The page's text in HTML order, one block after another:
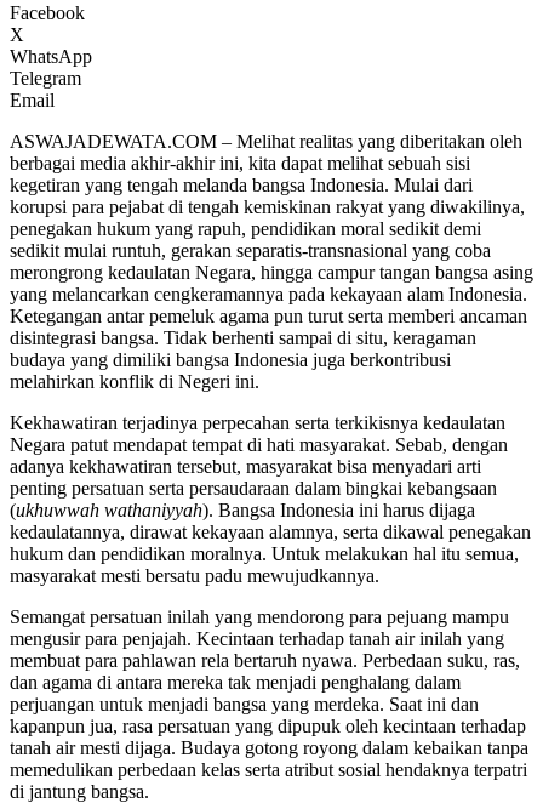
Facebook
X
WhatsApp
Telegram
Email
ASWAJADEWATA.COM – Melihat realitas yang diberitakan oleh
berbagai media akhir-akhir ini, kita dapat melihat sebuah sisi
kegetiran yang tengah melanda bangsa Indonesia. Mulai dari
korupsi para pejabat di tengah kemiskinan rakyat yang diwakilinya,
penegakan hukum yang rapuh, pendidikan moral sedikit demi
sedikit mulai runtuh, gerakan separatis-transnasional yang coba
merongrong kedaulatan Negara, hingga campur tangan bangsa asing
yang melancarkan cengkeramannya pada kekayaan alam Indonesia.
Ketegangan antar pemeluk agama pun turut serta memberi ancaman
disintegrasi bangsa. Tidak berhenti sampai di situ, keragaman
budaya yang dimiliki bangsa Indonesia juga berkontribusi
melahirkan konflik di Negeri ini.
Kekhawatiran terjadinya perpecahan serta terkikisnya kedaulatan
Negara patut mendapat tempat di hati masyarakat. Sebab, dengan
adanya kekhawatiran tersebut, masyarakat bisa menyadari arti
penting persatuan serta persaudaraan dalam bingkai kebangsaan
(ukhuwwah wathaniyyah). Bangsa Indonesia ini harus dijaga
kedaulatannya, dirawat kekayaan alamnya, serta dikawal penegakan
hukum dan pendidikan moralnya. Untuk melakukan hal itu semua,
masyarakat mesti bersatu padu mewujudkannya.
Semangat persatuan inilah yang mendorong para pejuang mampu
mengusir para penjajah. Kecintaan terhadap tanah air inilah yang
membuat para pahlawan rela bertaruh nyawa. Perbedaan suku, ras,
dan agama di antara mereka tak menjadi penghalang dalam
perjuangan untuk menjadi bangsa yang merdeka. Saat ini dan
kapanpun jua, rasa persatuan yang dipupuk oleh kecintaan terhadap
tanah air mesti dijaga. Budaya gotong royong dalam kebaikan tanpa
memedulikan perbedaan kelas serta atribut sosial hendaknya terpatri
di jantung bangsa.